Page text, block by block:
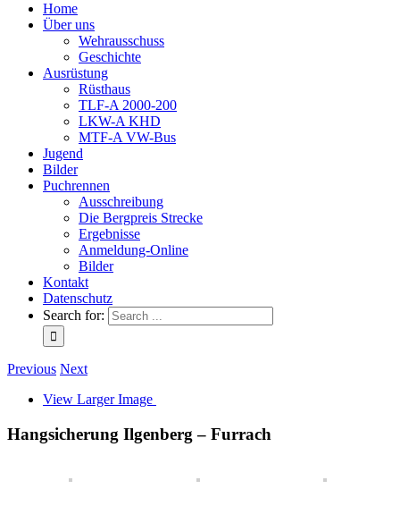
Home
Über uns
Wehrausschuss
Geschichte
Ausrüstung
Rüsthaus
TLF-A 2000-200
LKW-A KHD
MTF-A VW-Bus
Jugend
Bilder
Puchrennen
Ausschreibung
Die Bergpreis Strecke
Ergebnisse
Anmeldung-Online
Bilder
Kontakt
Datenschutz
Search for:
Previous Next
View Larger Image
Hangsicherung Ilgenberg – Furrach